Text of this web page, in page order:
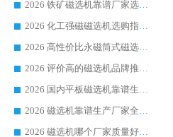
2026 铁矿磁选机靠谱厂家选购全攻略 行业标杆华体会手机网页版-华体会(中国) 设备性价比出众
2026 化工强磁磁选机选购指南 5 家行业口碑靠谱厂家领域强者推荐
2026 高性价比永磁筒式磁选机品牌盘点 行业强者口碑实测选购完整指南
2026 评价高的磁选机品牌推荐选购指南，永磁筒式磁选机设备领域强者全景行业口碑解析
2026 国内平板磁选机靠谱生产厂家推荐排名|行业口碑选购指南，领域强者按需选设备
2026 磁选机靠谱生产厂家全梳理 分场景选型行业头部品牌选购参考攻略
2026 磁选机哪个厂家质量好？十大靠谱磁电企业排名选购指南